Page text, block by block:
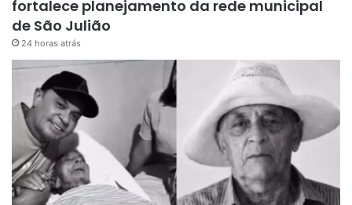
fortalece planejamento da rede municipal
de São Julião
24 horas atrás